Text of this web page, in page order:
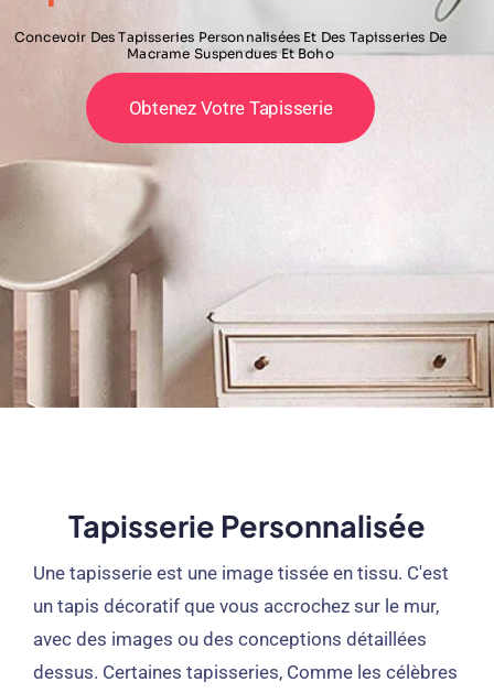
Concevoir Des Tapisseries Personnalisées Et Des Tapisseries De
Macrame Suspendues Et Boho
Obtenez Votre Tapisserie
Tapisserie Personnalisée
Une tapisserie est une image tissée en tissu. C'est
un tapis décoratif que vous accrochez sur le mur,
avec des images ou des conceptions détaillées
dessus. Certaines tapisseries, Comme les célèbres